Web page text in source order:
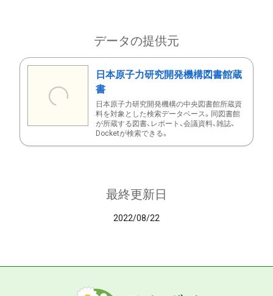
データの提供元
日本原子力研究開発機構図書館蔵
書
日本原子力研究開発機構の中央図書館所蔵資
料を対象とした検索データベース。同図書館
が所蔵する図書、レポート、会議資料、雑誌、
Docketが検索できる。
最終更新日
2022/08/22